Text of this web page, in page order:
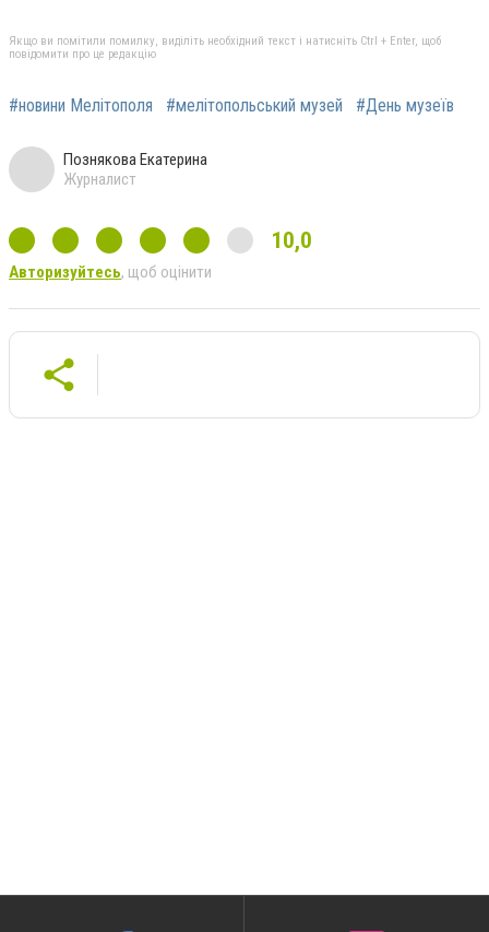
Якщо ви помітили помилку, виділіть необхідний текст і натисніть Ctrl + Enter, щоб
повідомити про це редакцію
#новини Мелітополя #мелітопольський музей #День музеїв
Познякова Екатерина
Журналист
10,0
Авторизуйтесь, щоб оцінити